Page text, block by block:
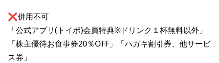
❌併用不可
「公式アプリ(トイポ)会員特典※ドリンク１杯無料以外」
「株主優待お食事券20％OFF」「ハガキ割引券、他サービ
ス券」